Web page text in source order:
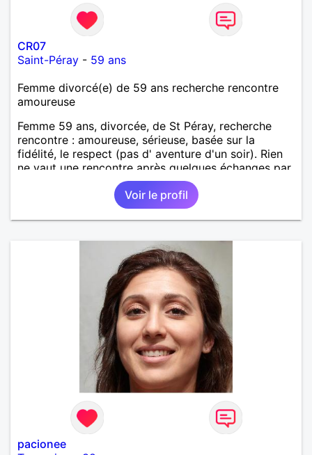
CR07
Saint-Péray - 59 ans
Femme divorcé(e) de 59 ans recherche rencontre
amoureuse
Femme 59 ans, divorcée, de St Péray, recherche
rencontre : amoureuse, sérieuse, basée sur la
fidélité, le respect (pas d' aventure d'un soir). Rien
ne vaut une rencontre après quelques échanges par
messages pour savoir si il y a un feeling entre les
deux et le désir de se revoir. Au plaisir de se
Voir le profil
pacionee